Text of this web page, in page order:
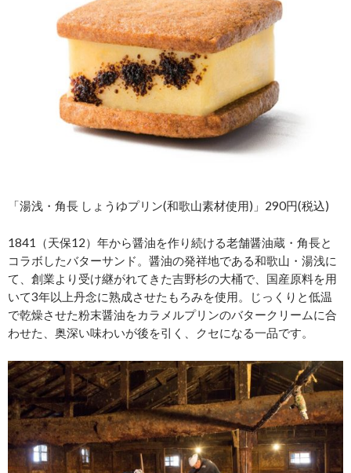
「湯浅・角長 しょうゆプリン(和歌山素材使用)」290円(税込)
1841（天保12）年から醤油を作り続ける老舗醤油蔵・角長と
コラボしたバターサンド。醤油の発祥地である和歌山・湯浅に
て、創業より受け継がれてきた吉野杉の大桶で、国産原料を用
いて3年以上丹念に熟成させたもろみを使用。じっくりと低温
で乾燥させた粉末醤油をカラメルプリンのバタークリームに合
わせた、奥深い味わいが後を引く、クセになる一品です。